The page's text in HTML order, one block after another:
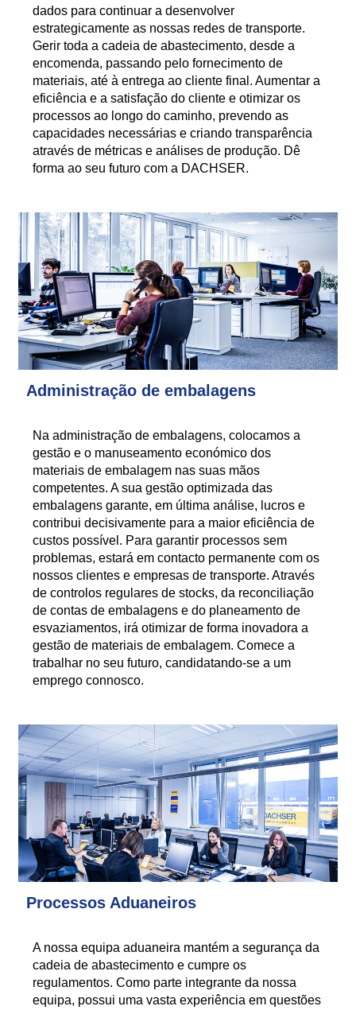
dados para continuar a desenvolver
estrategicamente as nossas redes de transporte.
Gerir toda a cadeia de abastecimento, desde a
encomenda, passando pelo fornecimento de
materiais, até à entrega ao cliente final. Aumentar a
eficiência e a satisfação do cliente e otimizar os
processos ao longo do caminho, prevendo as
capacidades necessárias e criando transparência
através de métricas e análises de produção. Dê
forma ao seu futuro com a DACHSER.
Administração de embalagens
Na administração de embalagens, colocamos a
gestão e o manuseamento económico dos
materiais de embalagem nas suas mãos
competentes. A sua gestão optimizada das
embalagens garante, em última análise, lucros e
contribui decisivamente para a maior eficiência de
custos possível. Para garantir processos sem
problemas, estará em contacto permanente com os
nossos clientes e empresas de transporte. Através
de controlos regulares de stocks, da reconciliação
de contas de embalagens e do planeamento de
esvaziamentos, irá otimizar de forma inovadora a
gestão de materiais de embalagem. Comece a
trabalhar no seu futuro, candidatando-se a um
emprego connosco.
Processos Aduaneiros
A nossa equipa aduaneira mantém a segurança da
cadeia de abastecimento e cumpre os
regulamentos. Como parte integrante da nossa
equipa, possui uma vasta experiência em questões